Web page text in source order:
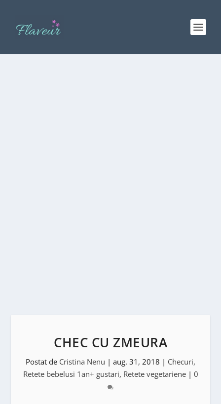
CHEC CU ZMEURA
Postat de Cristina Nenu | aug. 31, 2018 | Checuri,
Retete bebelusi 1an+ gustari, Retete vegetariene| 0